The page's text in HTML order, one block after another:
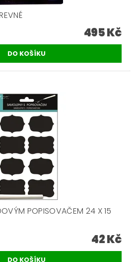
495 Kč
POPISOVAČEM 24 X 15
42 Kč